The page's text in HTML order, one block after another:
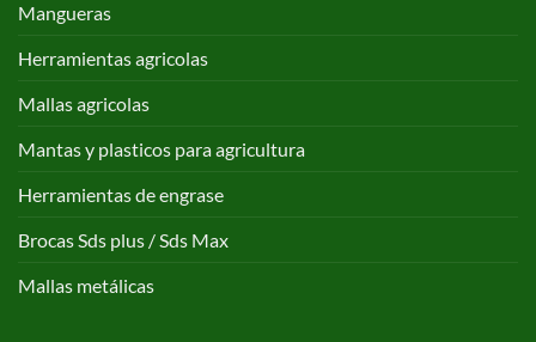
Mangueras
Herramientas agricolas
Mallas agricolas
Mantas y plasticos para agricultura
Herramientas de engrase
Brocas Sds plus / Sds Max
Mallas metálicas